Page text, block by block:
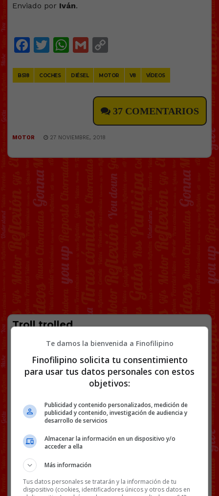
Enviado por Iván.
Facebook
Twitter
WhatsApp
Gmail
BS18 COCHES DIÉSEL MOTOR V8 VÍDEOS
37 COMENTARIOS
MOTOR 27 NOVIEMBRE, 2018
Troll trolled
Alana Nichols, campeona paralímpica, le mete un
Mis dieses por ese humor negro.
Te damos la bienvenida a Finofilipino
Finofilipino solicita tu consentimiento
para usar tus datos personales con estos
objetivos:
Publicidad y contenido personalizados, medición de
publicidad y contenido, investigación de audiencia y
desarrollo de servicios
Almacenar la información en un dispositivo y/o
acceder a ella
Más información
Tus datos personales se tratarán y la información de tu
dispositivo (cookies, identificadores únicos y otros datos en